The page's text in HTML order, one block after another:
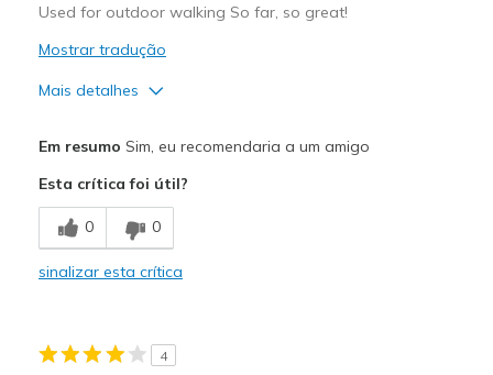
Used for outdoor walking So far, so great!
Mostrar tradução
Mais detalhes
Breathe Well
Comfortable
Sizing
Feels true to size
Em resumo Sim, eu recomendaria a um amigo
Esta crítica foi útil?
0 0
sinalizar esta crítica
4